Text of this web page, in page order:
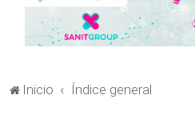
Inicio Índice general